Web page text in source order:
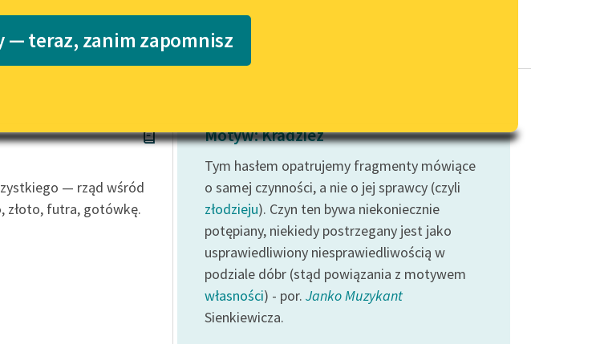
szkolne i klasyka
do słuchania dla
lektur szkolnych i
do słuchania dla
i uczniów z
inspiracje.
skandynawskiej
Katalog
Katalog w formacie PDF
wrażliwych
Deklaracja dostępności
— teraz, zanim zapomnisz
— rząd wśród
złoto, futra, gotówkę.
Motyw: Kradzież
Tym hasłem opatrujemy fragmenty mówiące
o samej czynności, a nie o jej sprawcy (czyli
złodzieju). Czyn ten bywa niekoniecznie
potępiany, niekiedy postrzegany jest jako
usprawiedliwiony niesprawiedliwością w
podziale dóbr (stąd powiązania z motywem
własności) - por. Janko Muzykant
Sienkiewicza.